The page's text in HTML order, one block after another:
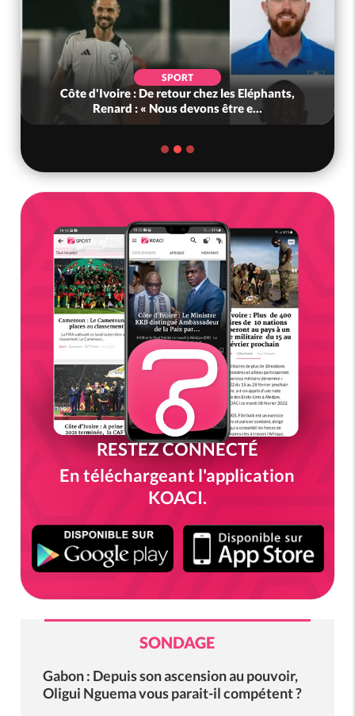
SPORT
Côte d'Ivoire : De retour chez les Eléphants,
Renard : « Nous devons être e...
RESTEZ CONNECTÉ
En téléchargeant l'application
KOACI.
SONDAGE
Gabon : Depuis son ascension au pouvoir,
Oligui Nguema vous parait-il compétent ?